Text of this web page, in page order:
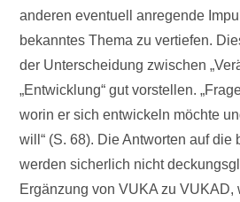
anderen eventuell anregende
bekanntes Thema zu vertiefen.
der Unterscheidung zwischen
„Entwicklung“ gut vorstellen.
worin er sich entwickeln möchte
will“ (S. 68). Die Antworten auf die
werden sicherlich nicht
Ergänzung von VUKA zu VUKAD,